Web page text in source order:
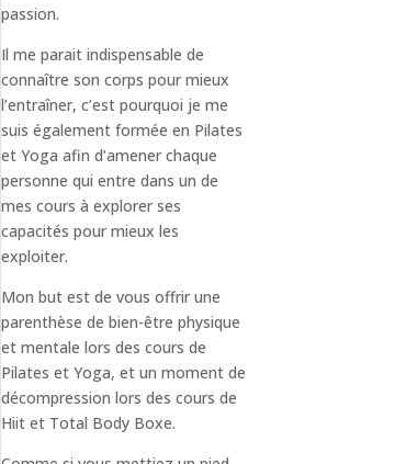
passion.
Il me parait indispensable de
connaître son corps pour mieux
l’entraîner, c’est pourquoi je me
suis également formée en Pilates
et Yoga afin d’amener chaque
personne qui entre dans un de
mes cours à explorer ses
capacités pour mieux les
exploiter.
Mon but est de vous offrir une
parenthèse de bien-être physique
et mentale lors des cours de
Pilates et Yoga, et un moment de
décompression lors des cours de
Hiit et Total Body Boxe.